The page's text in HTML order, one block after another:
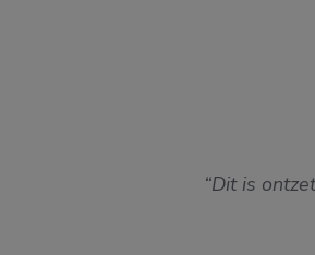
Dit is